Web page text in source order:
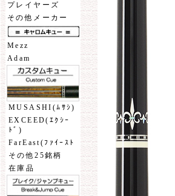
プレイヤーズ
その他メーカー
Mezz
Adam
MUSASHI(ﾑｻｼ)
EXCEED(ｴｸｼｰ
ﾄﾞ)
FarEast(ﾌｧｲｰｽﾄ
その他25銘柄
在庫品